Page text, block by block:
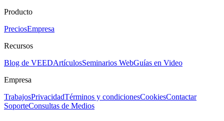
Producto
PreciosEmpresa
Recursos
Blog de VEEDArtículosSeminarios WebGuías en Video
Empresa
TrabajosPrivacidadTérminos y condicionesCookiesContactar
SoporteConsultas de Medios